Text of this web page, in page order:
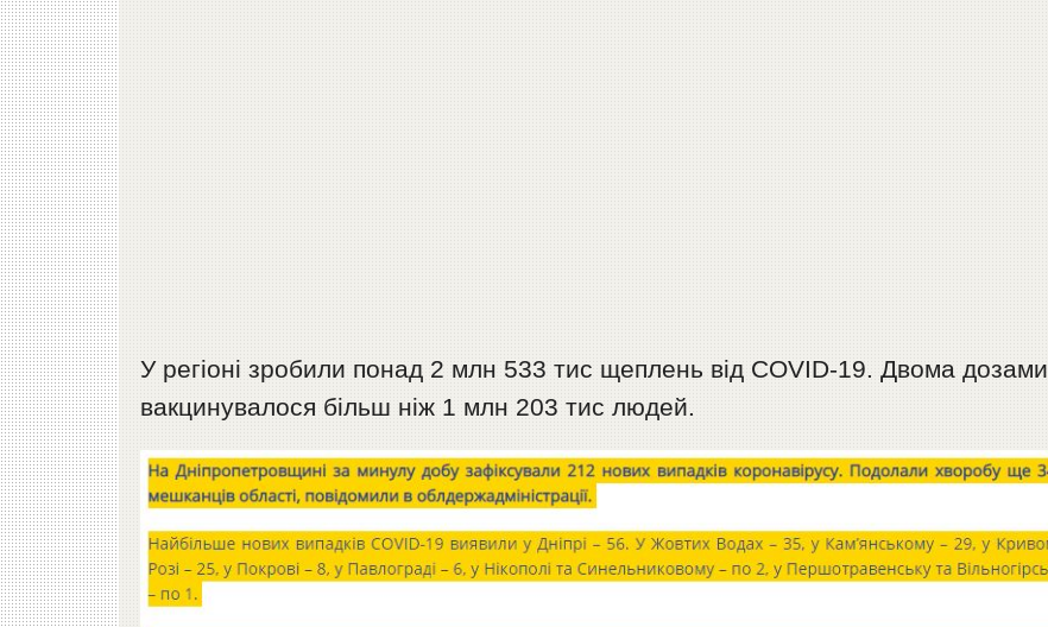
У регіоні зробили понад 2 млн 533 тис щеплень від COVID-19. Двома дозами
вакцинувалося більш ніж 1 млн 203 тис людей.